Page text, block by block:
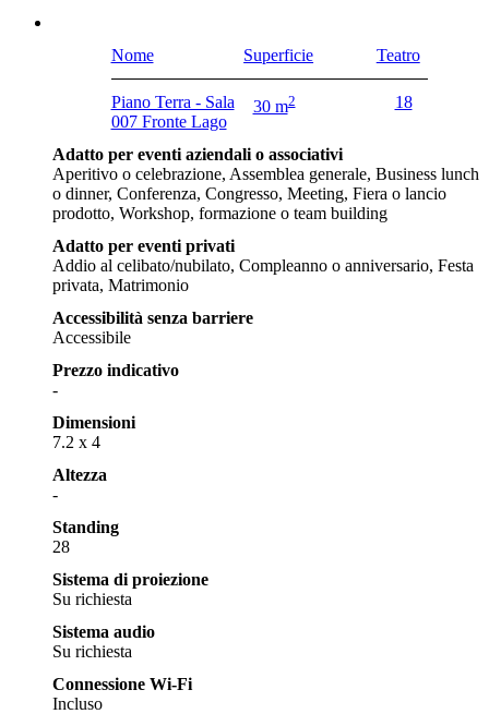
Nome Superficie Teatro
Piano Terra - Sala
007 Fronte Lago
30 m2 18
Adatto per eventi aziendali o associativi
Aperitivo o celebrazione, Assemblea generale, Business lunch
o dinner, Conferenza, Congresso, Meeting, Fiera o lancio
prodotto, Workshop, formazione o team building
Adatto per eventi privati
Addio al celibato/nubilato, Compleanno o anniversario, Festa
privata, Matrimonio
Accessibilità senza barriere
Accessibile
Prezzo indicativo
-
Dimensioni
7.2 x 4
Altezza
-
Standing
28
Sistema di proiezione
Su richiesta
Sistema audio
Su richiesta
Connessione Wi-Fi
Incluso